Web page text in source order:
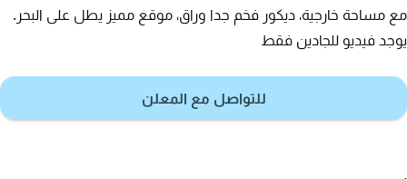
مع مساحة خارجية، ديكور فخم جدا وراق، موقع مميز يطل على البحر.
يوجد فيديو للجادين فقط
للتواصل مع المعلن